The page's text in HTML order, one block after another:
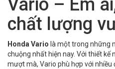
Vario – Êm
chất lượng
Honda Vario là một trong những
chuộng nhất hiện nay. Với thiết kế
mượt mà, Vario phù hợp với